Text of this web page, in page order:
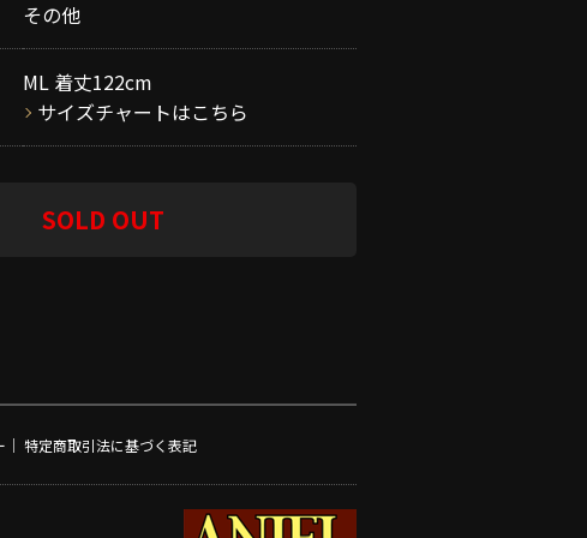
その他
ML 着丈122cm
サイズチャートはこちら
SOLD OUT
｜ 特定商取引法に基づく表記